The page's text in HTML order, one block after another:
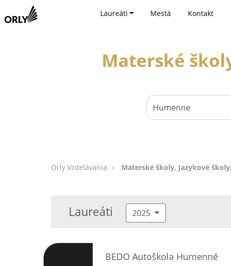
Laureáti Mestá Kontakt
Materské
Orly Vzdelávania Materské školy, Jazykové
Laureáti 2025
BEDO Autoškola Humenné